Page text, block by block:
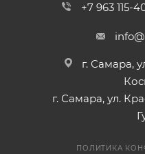
+7 963 115-
г. Самара,
г. Самара, ул.
ПОЛИТИКА